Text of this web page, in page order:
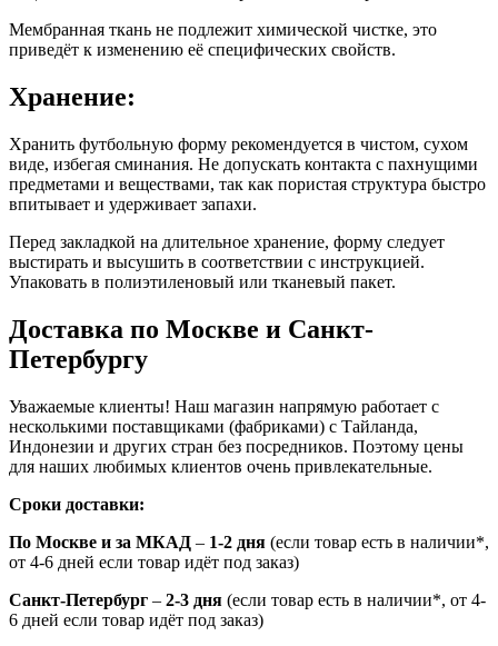
Мембранная ткань не подлежит химической чистке, это
приведёт к изменению её специфических свойств.
Хранение:
Хранить футбольную форму рекомендуется в чистом, сухом
виде, избегая сминания. Не допускать контакта с пахнущими
предметами и веществами, так как пористая структура быстро
впитывает и удерживает запахи.
Перед закладкой на длительное хранение, форму следует
выстирать и высушить в соответствии с инструкцией.
Упаковать в полиэтиленовый или тканевый пакет.
Доставка по Москве и Санкт-
Петербургу
Уважаемые клиенты! Наш магазин напрямую работает с
несколькими поставщиками (фабриками) с Тайланда,
Индонезии и других стран без посредников. Поэтому цены
для наших любимых клиентов очень привлекательные.
Сроки доставки:
По Москве и за МКАД – 1-2 дня (если товар есть в наличии*,
от 4-6 дней если товар идёт под заказ)
Санкт-Петербург – 2-3 дня (если товар есть в наличии*, от 4-
6 дней если товар идёт под заказ)